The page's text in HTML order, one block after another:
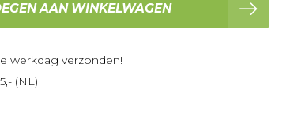
AAN WINKELWAGEN
werkdag verzonden!
(NL)